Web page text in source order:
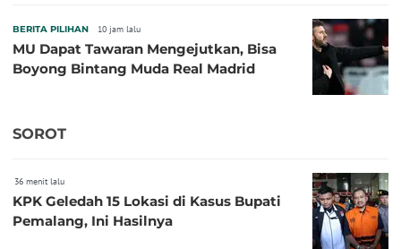
BERITA PILIHAN 10 jam lalu
MU Dapat Tawaran Mengejutkan, Bisa
Boyong Bintang Muda Real Madrid
SOROT
36 menit lalu
KPK Geledah 15 Lokasi di Kasus Bupati
Pemalang, Ini Hasilnya